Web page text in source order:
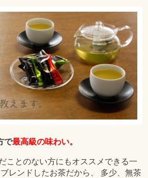
で最高級の味わい。
ことのない方にもオススメできる一
レンドしたお茶だから、 多少、無茶